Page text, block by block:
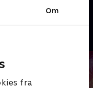
Om
fra
flytningen til Monaco
2023 • 44 min